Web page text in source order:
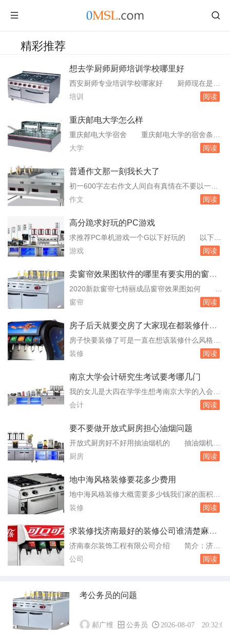
精彩推荐
想去学厨师厨师培训学校哪里好
西安厨师专业培训学校哪家好 厨师现在是热
门职业，很多人都奔着它的高薪去学。你可以去
多人觉得跟师傅学比学校好，其实并不是这么讲
样的通常不收徒或要求高，其次，师傅不会把所
有的本事都交给你，再则，平常饭店的师傅都。
培训 阅读
重庆邮电大学怎么样
重庆邮电大学宿舍 重庆邮电大学的宿舍条件
如下：住宿费用：重庆邮电大学的宿舍费用根据
年/生的标准六人间，1000元/年/生的标准四人
施：学校的宿舍硬件设施较为齐全，包括空调、
热水器、独立卫生间等。大多数宿。重...
大学 阅读
普通作文那一刻我长大了
初一600字左右作文人间自有真情在不要以一个
旁观者的家读来 那时那刻，我就萌生了给妈
时，她也是满脸的不解，不知我葫芦里卖的什么
女儿长大啦！懂事了！汗水没有白付呀！”然后
又用双手搂着我，摇呀摇，嘴边还带着笑容.在
作文 阅读
高分跪求好玩的PC游戏
求推荐PC单机游戏一个G以下好玩的 以下是
几款符合您需求的PC单机游戏推荐：《真实拳
争霸》《龙与地下城：恶魔之石》《鬼泣3黄金
良好的游戏性，适合配置较低的电脑游玩。希望
您能找到自己喜欢的游戏！求几个好玩pc...
游戏 阅读
卖窗帘效果图软件的哪里有要实用的窗帘
效果图软件
2020新款窗帘七特丽成品窗帘效果图如何 七
特丽成品窗帘精于工艺生产，拥有专业设计团
美式、田园、现代等风格窗帘，可以根据用户需
过高温定型，杀菌灭菌除甲醛，保证绿色环保。
以下是七特丽部分成品窗帘效果图：我是做窗帘
窗帘 阅读
房子后天就要交房了大家现在都装修什么
样的风格
房子快要装修了可是一直在想该装修什么风格的
现在住的房子都是以 可以装成欧式风格的，
份交房急着入住什么时候能动工装修 房子今
动工装修时间：等待房屋稳定：新房子在交付
后，建议等待一段时间让房屋墙体等结构彻底
装修 阅读
南京大学会计研究生考试要考哪几门
我的女儿是大四在学学生想考南京大学的入会计
研究生请问需要做些 以下是报考南京大学会
章：首先，你需要访问南京大学的官方网站，查
目、报名时间、考试时间以及其他重要信息的详
细指南。准备初试：一般来说，会计专业的研究
会计 阅读
要不要做开放式厨房担心油烟问题
开放式厨房好不好用抽油烟机的 抽油烟机不
仅能有效排除油烟，还能减少厨房与其他区域之
性：开放式厨房设计使得烹饪区域与社交区域融
交流。抽油烟机的使用不会因为油烟问题而影响
这种互动性，使得烹饪过程更加愉快。便。开放
厨房 阅读
地中海风格装修要花多少费用
地中海风格装修大概需要多少钱我们家的面积不
是很大简单清新就好 业主想做地中海风格
材，是简装还是精装修，这些造价差别都很大
格装修费用需要多少有大概的预算报表吗 材
料是装修公司提供的。没有自己把握的好二、装
装修 阅读
求装修找济南最好的装修公司谁清楚麻烦
详细的介绍下
济南泰尔装饰工程有限公司介绍 简介：济南
泰尔装饰工程有限公司成立于1999年06月15
花园路205号401室济南建筑材料集团总公司装
公司 阅读
考公务员的问题
郝广维 公务员 2026-08-07 20:32:01